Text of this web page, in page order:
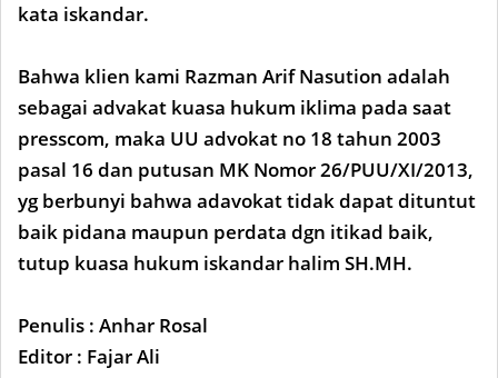
kata iskandar.
Bahwa klien kami Razman Arif Nasution adalah
sebagai advakat kuasa hukum iklima pada saat
presscom, maka UU advokat no 18 tahun 2003
pasal 16 dan putusan MK Nomor 26/PUU/XI/2013,
yg berbunyi bahwa adavokat tidak dapat dituntut
baik pidana maupun perdata dgn itikad baik,
tutup kuasa hukum iskandar halim SH.MH.
Penulis : Anhar Rosal
Editor : Fajar Ali